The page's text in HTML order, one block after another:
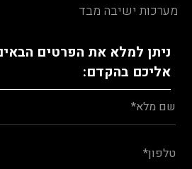
מערכות ישיבה מבד
ניתן למלא את הפרטים הבאים
אליכם בהקדם: